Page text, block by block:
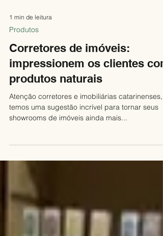
1 min de leitura
Produtos
Corretores de imóveis:
impressionem os clientes com
produtos naturais
showrooms de imóveis ainda mais...